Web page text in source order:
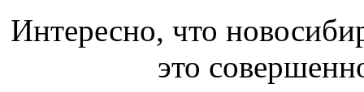
Интересно, что
это